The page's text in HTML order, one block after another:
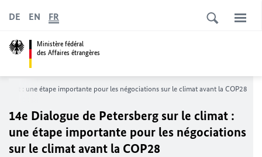
Ministère fédéral
des Affaires étrangères
DE EN FR
: une étape importante pour les négociations sur le climat avant la COP28
14e Dialogue de Petersbergsur le climat :
une étape importante pour les négociations
sur le climat avant la COP28